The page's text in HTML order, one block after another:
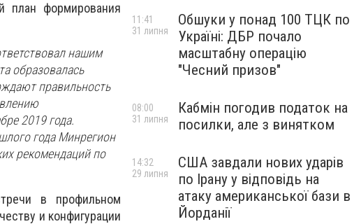
план формирования
нашим
образовалась
правильность
2019 года.
года Минрегион
рекомендаций по
в профильном
и конфигурации
Обшуки у понад 100 ТЦК по
Україні: ДБР почало
масштабну операцію
"Чесний призов"
11:41
31 липня
Кабмін погодив податок на
посилки, але з винятком
08:00
31 липня
США завдали нових ударів
по Ірану у відповідь на
атаку американської бази в
Йорданії
14:32
29 липня